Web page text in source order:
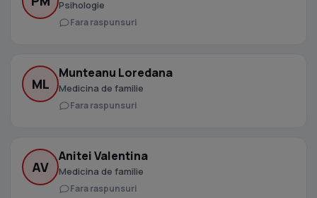
Psihologie
Fara raspunsuri
ML
Munteanu Loredana
Medicina de familie
Fara raspunsuri
AV
Anitei Valentina
Medicina de familie
Fara raspunsuri